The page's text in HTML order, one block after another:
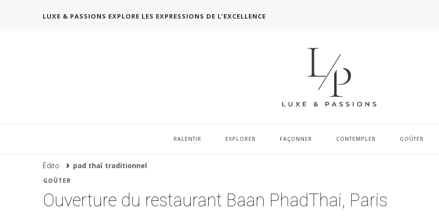
LUXE & PASSIONS EXPLORE LES EXPRESSIONS DE L’EXCELLENCE
RALENTIR EXPLORER FAÇONNER CONTEMPLER GOÛTER
Édito pad thaï traditionnel
GOÛTER
Ouverture du restaurant Baan PhadThai, Paris